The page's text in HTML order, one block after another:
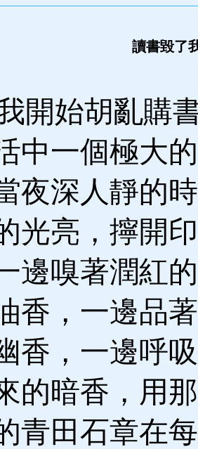
讀書毀了
開始胡亂購
中一個極大
夜深人靜的
光亮，擰開
邊嗅著潤紅
香，一邊品
香，一邊呼
的暗香，用
青田石章在